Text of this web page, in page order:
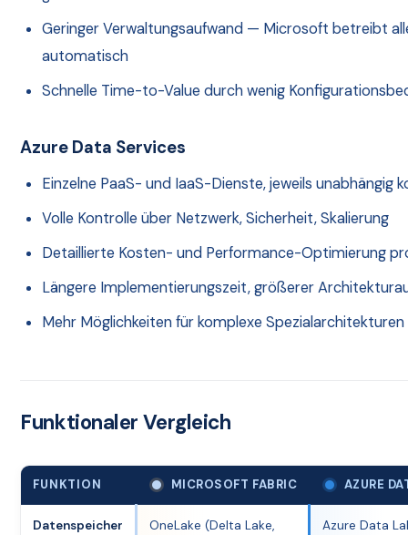
Geringer Verwaltungsaufwand — Microsoft betreibt
automatisch
Schnelle Time-to-Value durch wenig
Azure Data Services
Einzelne PaaS- und IaaS-Dienste, jeweils unabhängig
Volle Kontrolle über Netzwerk, Sicherheit, Skalierung
Detaillierte Kosten- und Performance-Optimierung
Längere Implementierungszeit, größerer
Mehr Möglichkeiten für komplexe Spezialarchitekturen
Funktionaler Vergleich
FUNKTION MICROSOFT FABRIC AZURE
Datenspeicher
OneLake (Delta Lake,
Azure Data